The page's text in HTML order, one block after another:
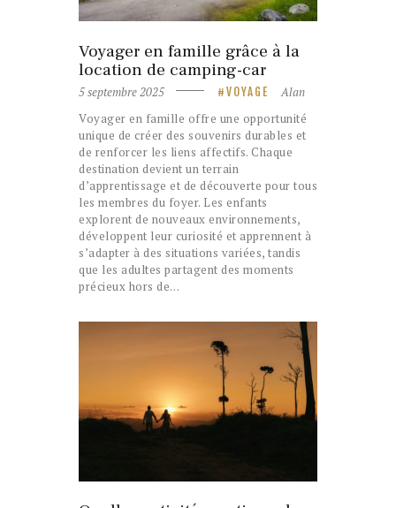
Voyager en famille grâce à la
location de camping-car
5 septembre 2025 VOYAGE
Alan
Voyager en famille offre une opportunité
unique de créer des souvenirs durables et
de renforcer les liens affectifs. Chaque
destination devient un terrain
d’apprentissage et de découverte pour tous
les membres du foyer. Les enfants
explorent de nouveaux environnements,
développent leur curiosité et apprennent à
s’adapter à des situations variées, tandis
que les adultes partagent des moments
précieux hors de…